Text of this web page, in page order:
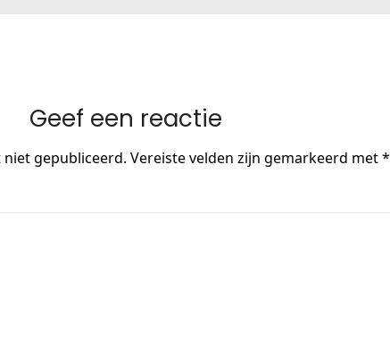
Geef een reactie
niet gepubliceerd. Vereiste velden zijn gemarkeerd met*